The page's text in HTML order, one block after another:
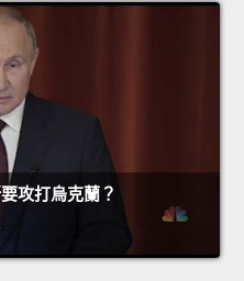
攻打烏克蘭？